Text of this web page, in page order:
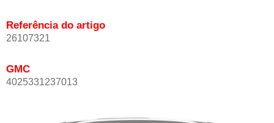
Referência do artigo
26107321
GMC
4025331237013